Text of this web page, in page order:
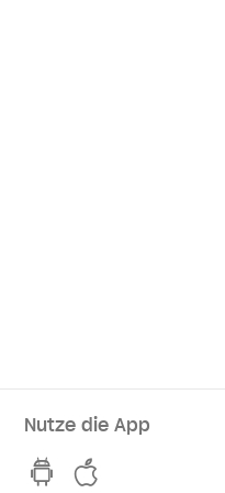
Nutze die App
hvv switch App